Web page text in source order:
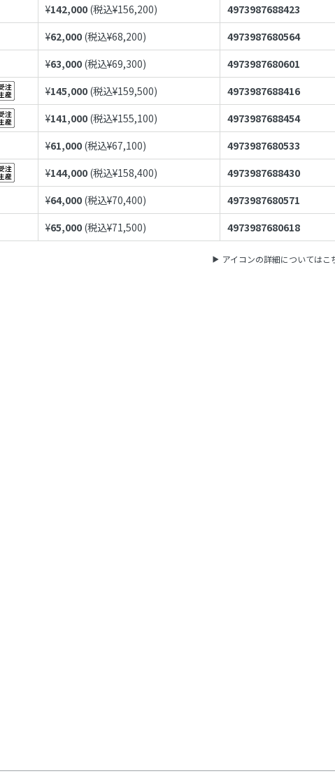
¥142,000 (税込¥156,200)
4973987688423
¥62,000 (税込¥68,200)
4973987680564
¥63,000 (税込¥69,300)
4973987680601
¥145,000 (税込¥159,500)
4973987688416
¥141,000 (税込¥155,100)
4973987688454
¥61,000 (税込¥67,100)
4973987680533
¥144,000 (税込¥158,400)
4973987688430
¥64,000 (税込¥70,400)
4973987680571
¥65,000 (税込¥71,500) 4973987680618
アイコンの詳細についてはこ